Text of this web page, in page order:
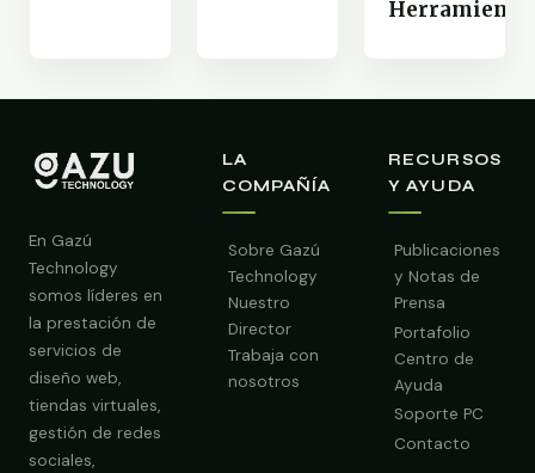
En Gazú
Technology
somos líderes en
la prestación de
servicios de
diseño web,
tiendas virtuales,
gestión de redes
sociales,
LA
COMPAÑÍA
Sobre Gazú
Technology
Nuestro
Director
Trabaja con
nosotros
RECURSOS
Y AYUDA
Publicaciones
y Notas de
Prensa
Portafolio
Centro de
Ayuda
Soporte PC
Contacto